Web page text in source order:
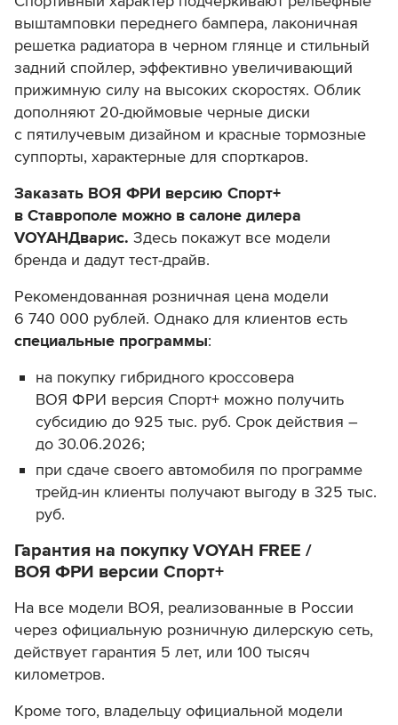
выштамповки переднего бампера, лаконичная
решетка радиатора в черном глянце и стильный
задний спойлер, эффективно увеличивающий
прижимную силу на высоких скоростях. Облик
дополняют 20-дюймовые черные диски
с пятилучевым дизайном и красные тормозные
суппорты, характерные для спорткаров.
Заказать ВОЯ ФРИ версию Спорт+
в Ставрополе можно в салоне дилера
VOYAHДварис. Здесь покажут все модели
бренда и дадут тест-драйв.
Рекомендованная розничная цена модели
6 740 000 рублей. Однако для клиентов есть
специальные программы:
на покупку гибридного кроссовера
ВОЯ ФРИ версия Спорт+ можно получить
субсидию до 925 тыс. руб. Срок действия –
до 30.06.2026;
при сдаче своего автомобиля по программе
трейд-ин клиенты получают выгоду в 325 тыс.
руб.
Гарантия на покупкуVOYAH FREE /
ВОЯ ФРИ версии Спорт+
На все модели ВОЯ, реализованные в России
через официальную розничную дилерскую сеть,
действует гарантия 5 лет, или 100 тысяч
километров.
Кроме того, владельцу официальной модели